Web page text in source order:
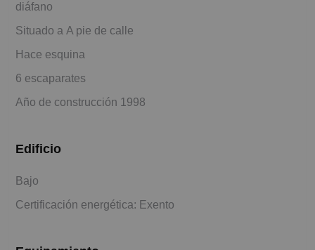
diáfano
Situado a A pie de calle
Hace esquina
6 escaparates
Año de construcción 1998
Edificio
Bajo
Certificación energética: Exento